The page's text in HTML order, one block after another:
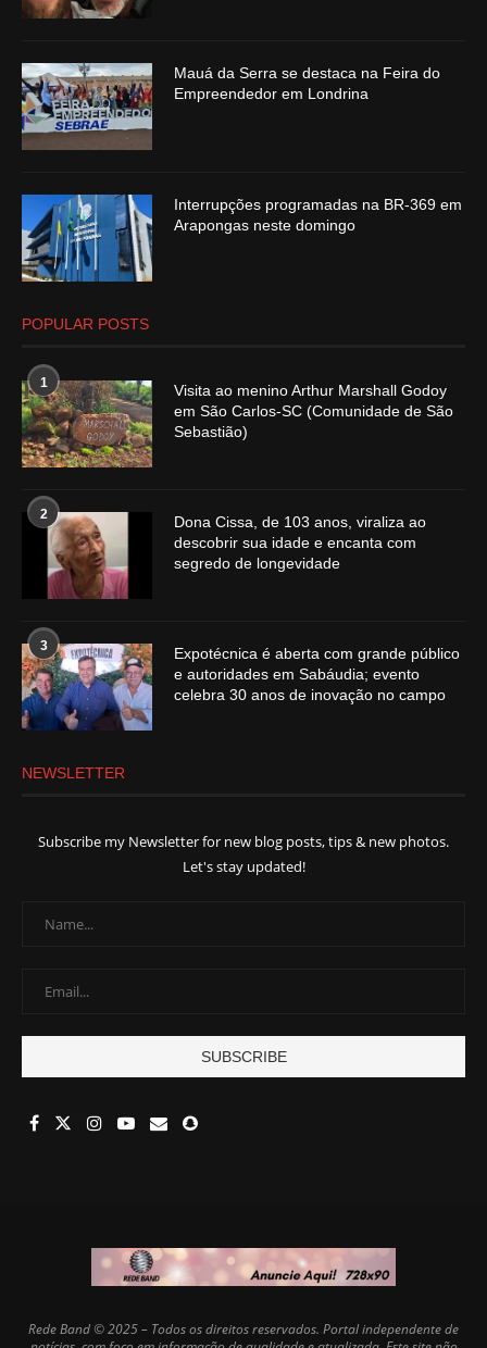
Mauá da Serra se destaca na Feira do
Empreendedor em Londrina
Interrupções programadas na BR-369 em
Arapongas neste domingo
POPULAR POSTS
1
Visita ao menino Arthur Marshall Godoy
em São Carlos-SC (Comunidade de São
Sebastião)
2
Dona Cissa, de 103 anos, viraliza ao
descobrir sua idade e encanta com
segredo de longevidade
3
Expotécnica é aberta com grande público
e autoridades em Sabáudia; evento
celebra 30 anos de inovação no campo
NEWSLETTER
Subscribe my Newsletter for new blog posts, tips & new photos.
Let's stay updated!
Rede Band © 2025 – Todos os direitos reservados. Portal independente de